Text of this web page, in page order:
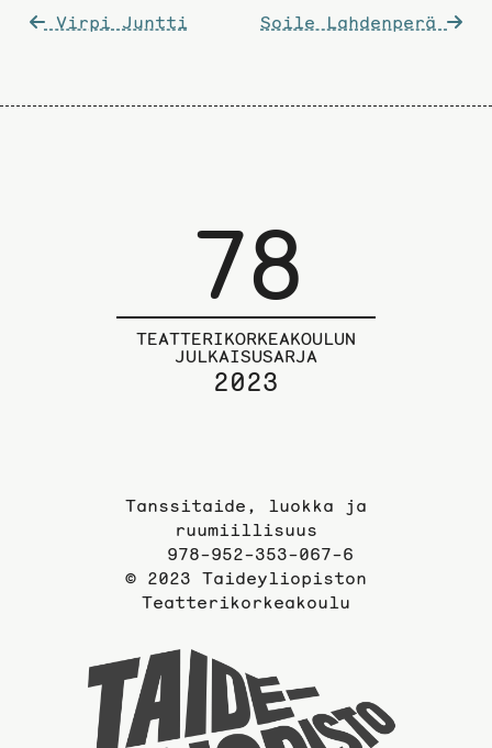
Artikkelien Soile Lahdenperä
Virpi Juntti
78
TEATTERIKORKEAKOULUN
JULKAISUSARJA
2023
Tanssitaide, luokka ja
ruumiillisuus
978-952-353-067-6
© 2023 Taideyliopiston
Teatterikorkeakoulu